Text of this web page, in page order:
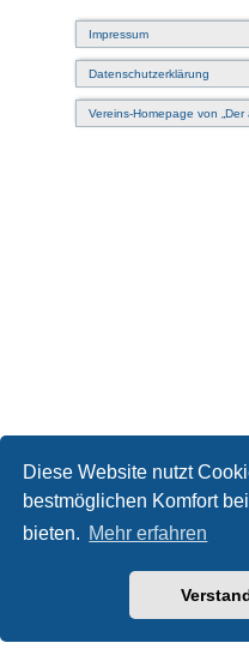
Diese Website nutzt
bestmöglichen Komfort
bieten. Mehr erfahren
Impressum
Datenschutzerklärung
Vereins-Homepage von